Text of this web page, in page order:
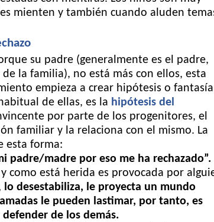
mienten y también cuando aluden
su padre (generalmente es el padre,
la familia), no está más con ellos, esta
empieza a crear hipótesis o
de ellas, es la hipótesis del
por parte de los progenitores, el
familiar y la relaciona con el mismo. La
esta forma:
padre/madre por eso me ha rechazado”.
como está herida es provocada por
lo desestabiliza, le proyecta un mundo
le pueden lastimar, por tanto, es
de los demás.